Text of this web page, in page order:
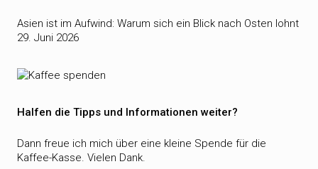
Asien ist im Aufwind: Warum sich ein Blick nach Osten lohnt
29. Juni 2026
Halfen die Tipps und Informationen weiter?
Dann freue ich mich über eine kleine Spende für die
Kaffee-Kasse. Vielen Dank.